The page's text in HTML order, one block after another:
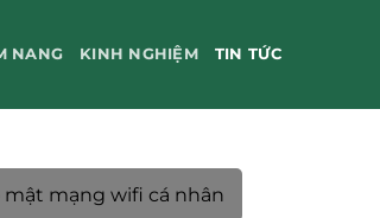
NANG KINH NGHIỆM TIN TỨC
mật mạng wifi cá nhân